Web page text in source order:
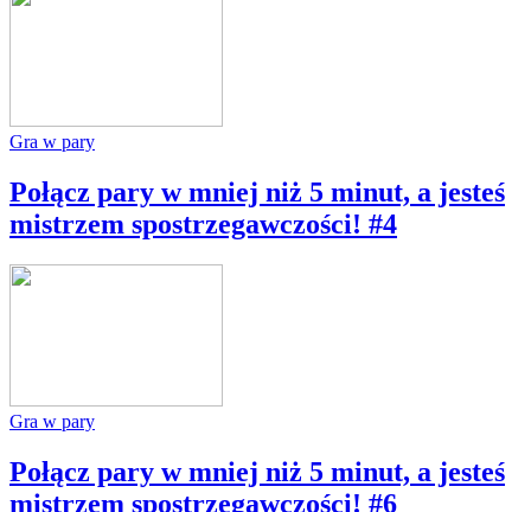
Gra w pary
Połącz pary w mniej niż 5 minut, a jesteś
mistrzem spostrzegawczości! #4
Gra w pary
Połącz pary w mniej niż 5 minut, a jesteś
mistrzem spostrzegawczości! #6